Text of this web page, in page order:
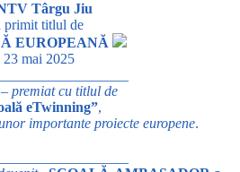
Târgu Jiu
primit titlul de
EUROPEANĂ
23 mai 2025
premiat cu titlul de
eTwinning”,
importante proiecte europene.